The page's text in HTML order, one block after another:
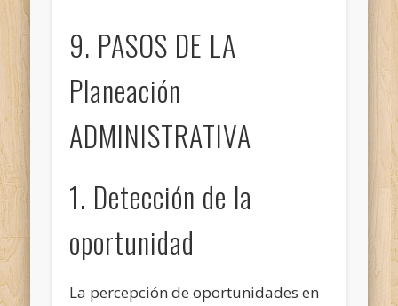
9. PASOS DE LA
Planeación
ADMINISTRATIVA
1. Detección de la
oportunidad
La percepción de oportunidades en